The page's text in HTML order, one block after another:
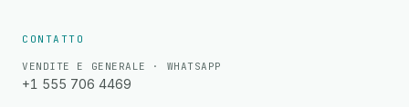
CONTATTO
VENDITE E GENERALE · WHATSAPP
+1 555 706 4469